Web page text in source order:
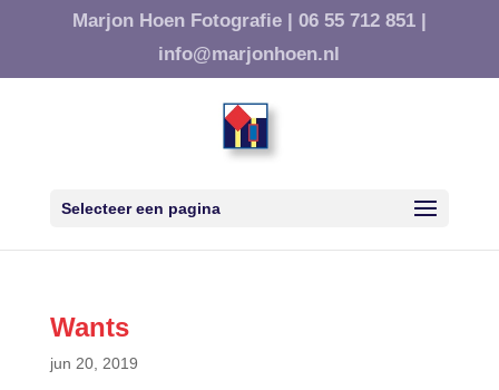
Marjon Hoen Fotografie | 06 55 712 851 |
info@marjonhoen.nl
Selecteer een pagina
Wants
jun 20, 2019